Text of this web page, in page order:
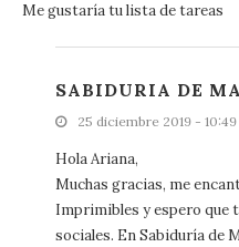
Me gustaría tu lista de tareas
SABIDURIA DE
25 diciembre 2019 -
Hola Ariana,
Muchas gracias, me
Imprimibles y espero que
sociales. En Sabiduría de